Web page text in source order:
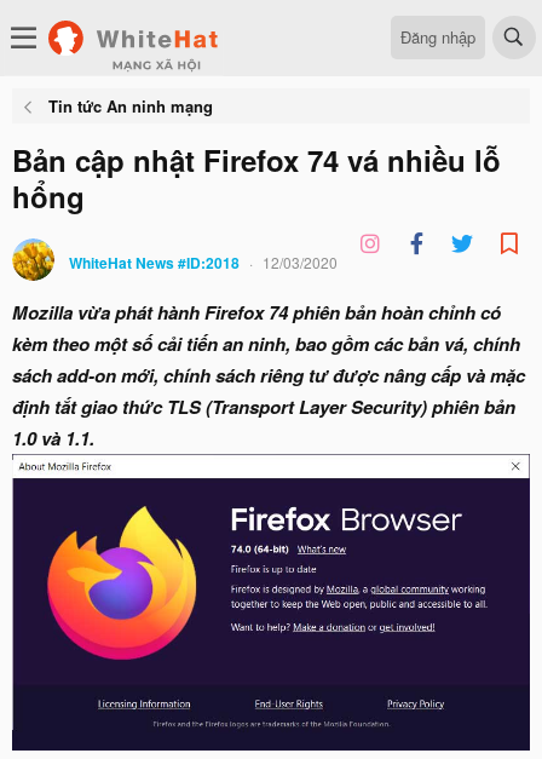
Đăng nhập
Tin tức An ninh mạng
Bản cập nhật Firefox 74 vá nhiều lỗ
hổng
WhiteHat News #ID:2018 12/03/2020
Mozilla vừa phát hành Firefox 74 phiên bản hoàn chỉnh có
kèm theo một số cải tiến an ninh, bao gồm các bản vá, chính
sách add-on mới, chính sách riêng tư được nâng cấp và mặc
định tắt giao thức TLS (Transport Layer Security) phiên bản
1.0 và 1.1.